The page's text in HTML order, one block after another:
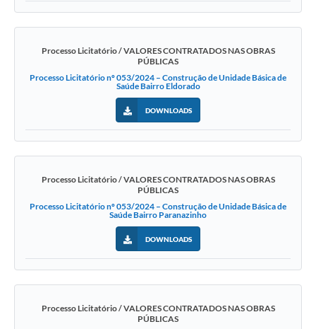
Processo Licitatório / VALORES CONTRATADOS NAS OBRAS
PÚBLICAS
Processo Licitatório nº 053/2024 – Construção de Unidade Básica de
Saúde Bairro Eldorado
DOWNLOADS
Processo Licitatório / VALORES CONTRATADOS NAS OBRAS
PÚBLICAS
Processo Licitatório nº 053/2024 – Construção de Unidade Básica de
Saúde Bairro Paranazinho
DOWNLOADS
Processo Licitatório / VALORES CONTRATADOS NAS OBRAS
PÚBLICAS